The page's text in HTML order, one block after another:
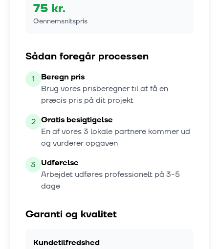
75 kr.
Gennemsnitspris
Sådan foregår processen
1
Beregn pris
Brug vores prisberegner til at få en
præcis pris på dit projekt
2 Gratis besigtigelse
En af vores3 lokale partnere kommer ud
og vurderer opgaven
3 Udførelse
Arbejdet udføres professionelt på 3-5
dage
Garanti og kvalitet
Kundetilfredshed